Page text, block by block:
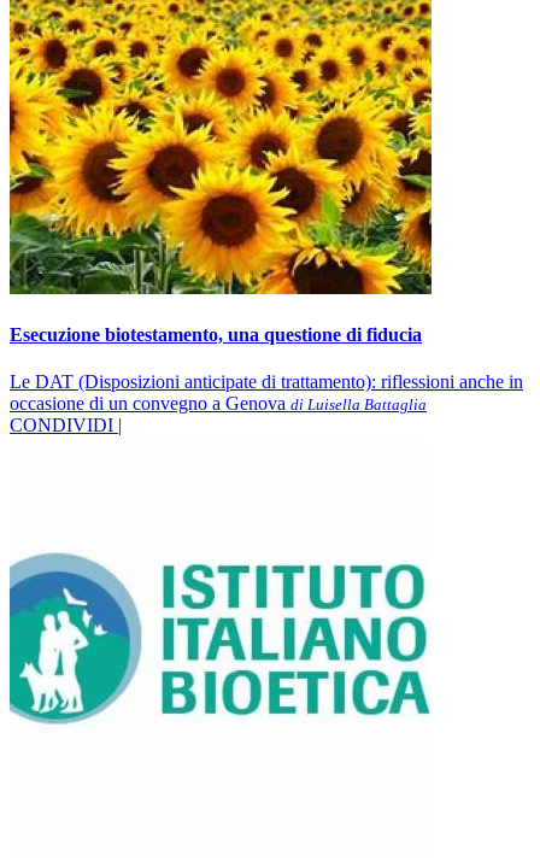
Esecuzione biotestamento, una questione di fiducia
Le DAT (Disposizioni anticipate di trattamento): riflessioni anche in
occasione di un convegno a Genova di Luisella Battaglia
CONDIVIDI |